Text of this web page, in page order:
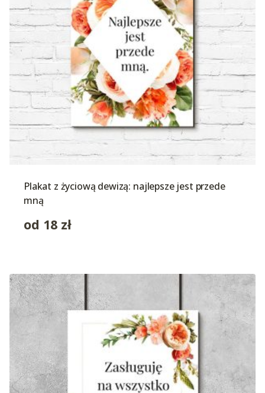
Plakat z życiową dewizą: najlepsze jest przede
mną
od 18 zł